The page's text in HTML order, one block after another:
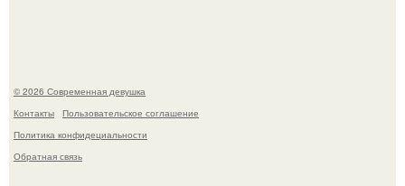
© 2026 Современная девушка
Контакты
Пользовательское соглашение
Политика конфидециальности
Обратная связь